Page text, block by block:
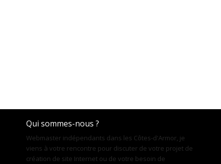
Qui sommes-nous ?
Webmaster indépendants dans les Côtes-d'Armor, je
viens à votre rencontre pour discuter de votre projet de
création de site Internet ou de votre besoin de